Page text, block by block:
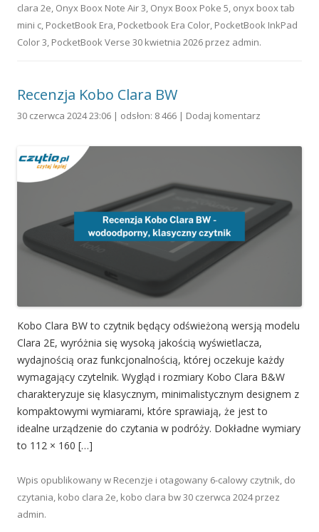
clara 2e, Onyx Boox Note Air 3, Onyx Boox Poke 5, onyx boox tab
mini c, PocketBook Era, Pocketbook Era Color, PocketBook InkPad
Color 3, PocketBook Verse 30 kwietnia 2026 przez admin.
Recenzja Kobo Clara BW
30 czerwca 2024 23:06 | odsłon: 8 466 | Dodaj komentarz
Kobo Clara BW to czytnik będący odświeżoną wersją modelu
Clara 2E, wyróżnia się wysoką jakością wyświetlacza,
wydajnością oraz funkcjonalnością, której oczekuje każdy
wymagający czytelnik. Wygląd i rozmiary Kobo Clara B&W
charakteryzuje się klasycznym, minimalistycznym designem z
kompaktowymi wymiarami, które sprawiają, że jest to
idealne urządzenie do czytania w podróży. Dokładne wymiary
to 112 × 160 […]
Wpis opublikowany w Recenzje i otagowany 6-calowy czytnik, do
czytania, kobo clara 2e, kobo clara bw30 czerwca 2024przez
admin.